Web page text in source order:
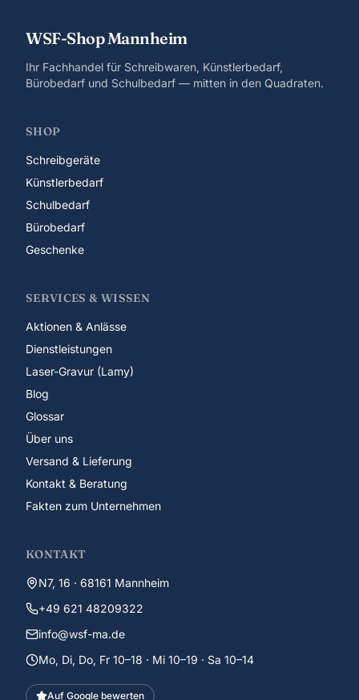
WSF-Shop Mannheim
Ihr Fachhandel für Schreibwaren, Künstlerbedarf,
Bürobedarf und Schulbedarf — mitten in den Quadraten.
SHOP
Schreibgeräte
Künstlerbedarf
Schulbedarf
Bürobedarf
Geschenke
SERVICES & WISSEN
Aktionen & Anlässe
Dienstleistungen
Laser-Gravur (Lamy)
Blog
Glossar
Über uns
Versand & Lieferung
Kontakt & Beratung
Fakten zum Unternehmen
KONTAKT
N7, 16 · 68161 Mannheim
+49 621 48209322
info@wsf-ma.de
Mo, Di, Do, Fr 10–18 · Mi 10–19 · Sa 10–14
Auf Google bewerten